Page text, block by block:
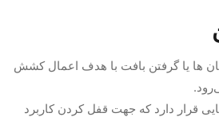
ها یا گرفتن بافت با هدف اعمال کشش
قرار دارد که جهت قفل کردن کاربرد